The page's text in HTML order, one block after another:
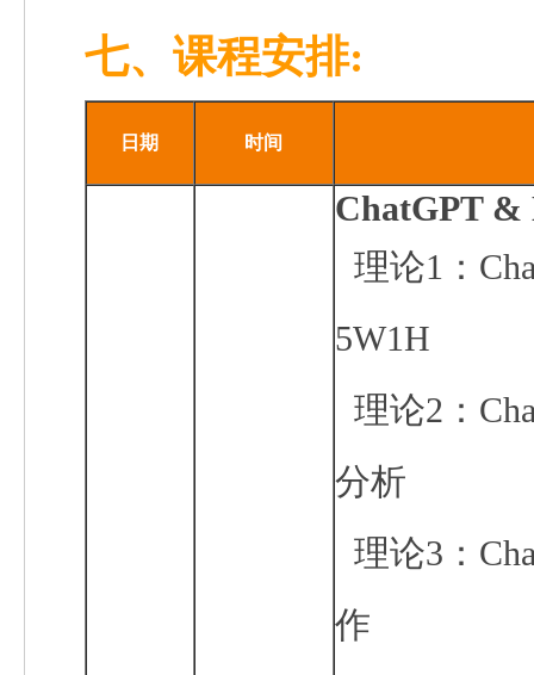
七、课程安排:
日期 时间
ChatGPT &
理论1：
5W1H
理论2：
分析
理论3：
作